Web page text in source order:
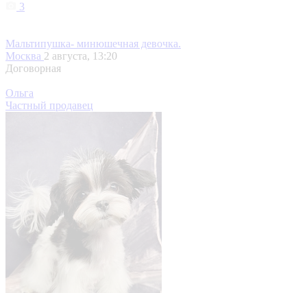
3
Мальтипушка- минюшечная девочка.
Москва 2 августа, 13:20
Договорная
Ольга
Частный продавец